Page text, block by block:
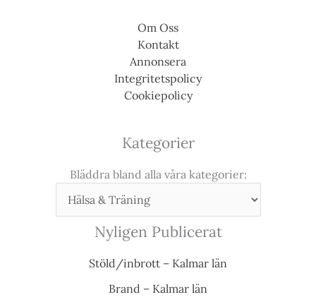
Om Oss
Kontakt
Annonsera
Integritetspolicy
Cookiepolicy
Kategorier
Bläddra bland alla våra kategorier:
Nyligen Publicerat
Stöld/inbrott – Kalmar län
Brand – Kalmar län